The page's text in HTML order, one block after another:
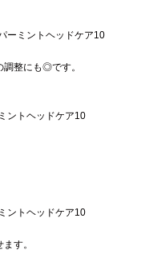
ーミントヘッドケア10
整にも◎です。
ントヘッドケア10
ントヘッドケア10
す。